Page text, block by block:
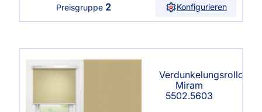
Preisgruppe 2 Konfigurieren
Verdunkelungsrollo
Miram
5502.5603